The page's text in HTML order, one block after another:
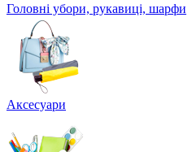
Головні убори, рукавиці, шарфи
Аксесуари